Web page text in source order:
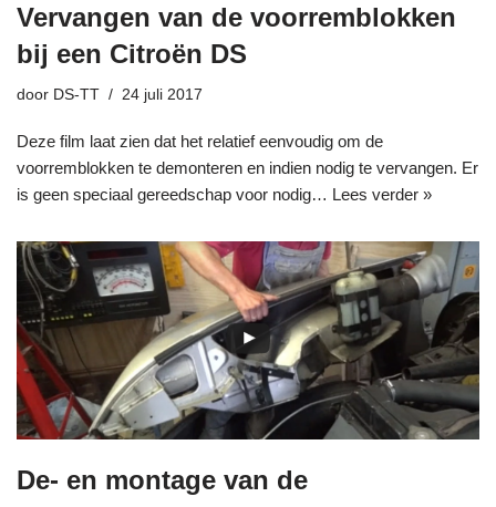
Vervangen van de voorremblokken
bij een Citroën DS
door DS-TT 24 juli 2017
Deze film laat zien dat het relatief eenvoudig om de
voorremblokken te demonteren en indien nodig te vervangen. Er
is geen speciaal gereedschap voor nodig… Lees verder »
De- en montage van de